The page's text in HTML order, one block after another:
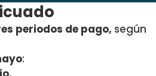
periodos de pago, según
: